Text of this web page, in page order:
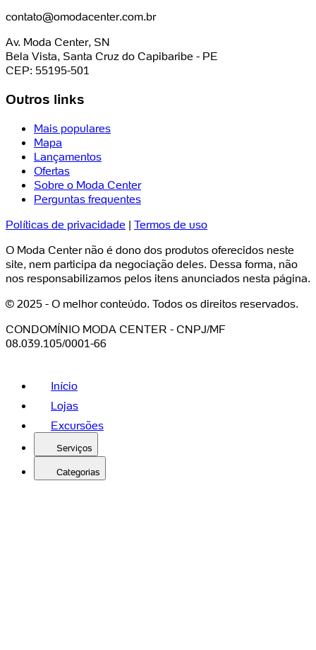
contato@omodacenter.com.br
Av. Moda Center, SN
Bela Vista, Santa Cruz do Capibaribe - PE
CEP: 55195-501
Outros links
Mais populares
Mapa
Lançamentos
Ofertas
Sobre o Moda Center
Perguntas frequentes
Políticas de privacidade | Termos de uso
O Moda Center não é dono dos produtos oferecidos neste
site, nem participa da negociação deles. Dessa forma, não
nos responsabilizamos pelos itens anunciados nesta página.
© 2025 - O melhor conteúdo. Todos os direitos reservados.
CONDOMÍNIO MODA CENTER - CNPJ/MF
08.039.105/0001-66
Início
Lojas
Excursões
Serviços
Categorias